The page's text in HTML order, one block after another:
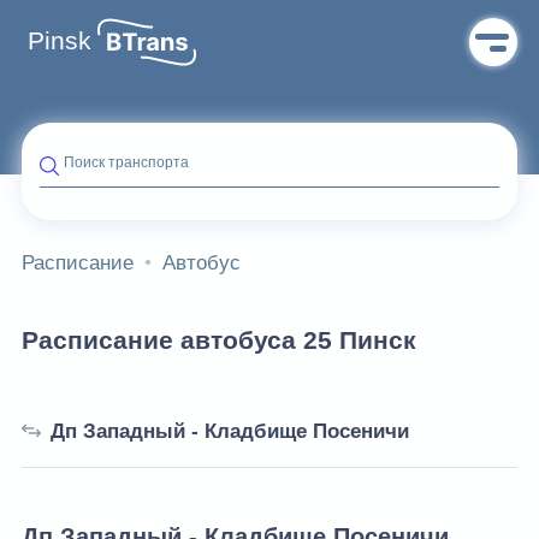
Pinsk
Поиск транспорта
Расписание Автобус
Расписание автобуса 25 Пинск
Дп Западный - Кладбище Посеничи